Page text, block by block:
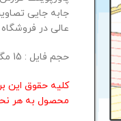
جابه جایی
عالی در
حجم فایل : 15 مگابایت
کلیه حقوق این
محصول به هر